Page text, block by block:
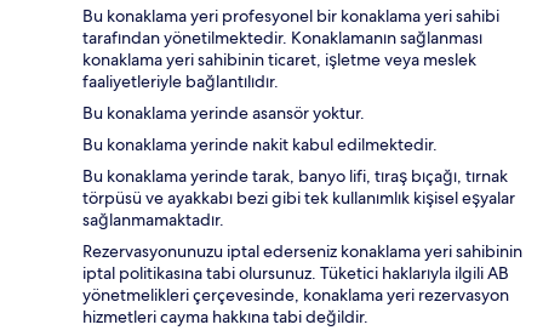
Bu konaklama yeri profesyonel bir konaklama yeri sahibi
tarafından yönetilmektedir. Konaklamanın sağlanması
konaklama yeri sahibinin ticaret, işletme veya meslek
faaliyetleriyle bağlantılıdır.
Bu konaklama yerinde asansör yoktur.
Bu konaklama yerinde nakit kabul edilmektedir.
Bu konaklama yerinde tarak, banyo lifi, tıraş bıçağı, tırnak
törpüsü ve ayakkabı bezi gibi tek kullanımlık kişisel eşyalar
sağlanmamaktadır.
Rezervasyonunuzu iptal ederseniz konaklama yeri sahibinin
iptal politikasına tabi olursunuz. Tüketici haklarıyla ilgili AB
yönetmelikleri çerçevesinde, konaklama yeri rezervasyon
hizmetleri cayma hakkına tabi değildir.